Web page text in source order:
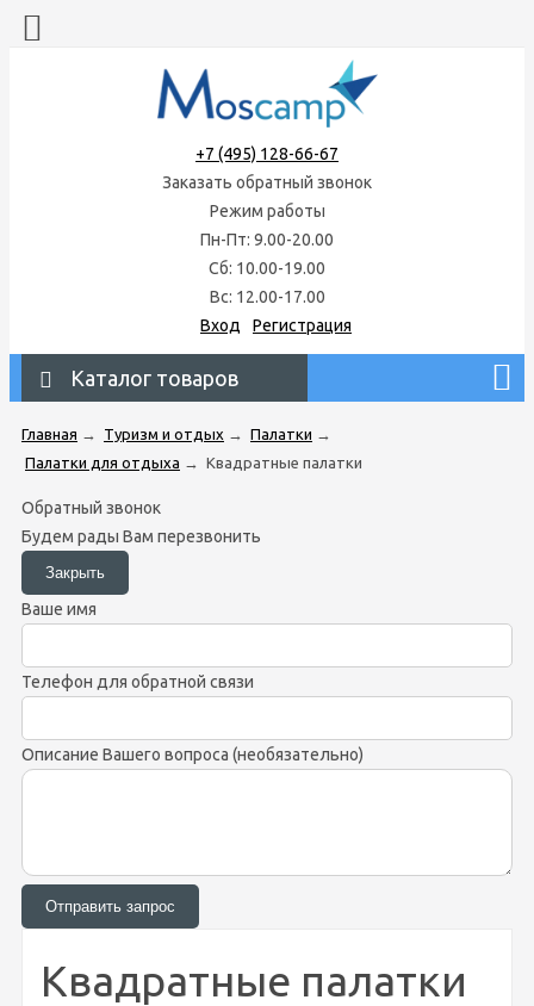
+7 (495) 128-66-67
Заказать обратный звонок
Режим работы
Пн-Пт: 9.00-20.00
Сб: 10.00-19.00
Вс: 12.00-17.00
Вход
Регистрация
Каталог товаров
Главная → Туризм и отдых → Палатки →
Палатки для отдыха → Квадратные палатки
Обратный звонок
Будем рады Вам перезвонить
Ваше имя
Телефон для обратной связи
Описание Вашего вопроса (необязательно)
Квадратные палатки